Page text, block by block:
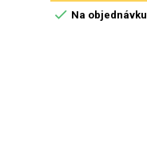
 Na objednávku